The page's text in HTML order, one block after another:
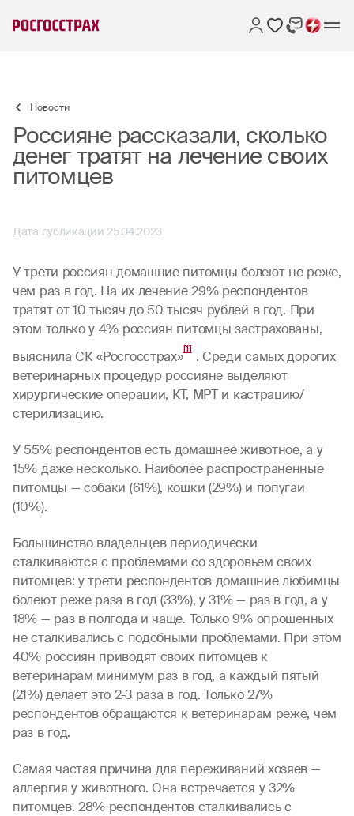
Новости
Россияне рассказали, сколько
денег тратят на лечение своих
питомцев
Дата публикации 25.04.2023
У трети россиян домашние питомцы болеют не реже,
чем раз в год. На их лечение 29% респондентов
тратят от 10 тысяч до 50 тысяч рублей в год. При
этом только у 4% россиян питомцы застрахованы,
выяснила СК «Росгосстрах»[1] . Среди самых дорогих
ветеринарных процедур россияне выделяют
хирургические операции, КТ, МРТ и кастрацию/
стерилизацию.
У 55% респондентов есть домашнее животное, а у
15% даже несколько. Наиболее распространенные
питомцы — собаки (61%), кошки (29%) и попугаи
(10%).
Большинство владельцев периодически
сталкиваются с проблемами со здоровьем своих
питомцев: у трети респондентов домашние любимцы
болеют реже раза в год (33%), у 31% — раз в год, а у
18% — раз в полгода и чаще. Только 9% опрошенных
не сталкивались с подобными проблемами. При этом
40% россиян приводят своих питомцев к
ветеринарам минимум раз в год, а каждый пятый
(21%) делает это 2-3 раза в год. Только 27%
респондентов обращаются к ветеринарам реже, чем
раз в год.
Самая частая причина для переживаний хозяев —
аллергия у животного. Она встречается у 32%
питомцев. 28% респондентов сталкивались с